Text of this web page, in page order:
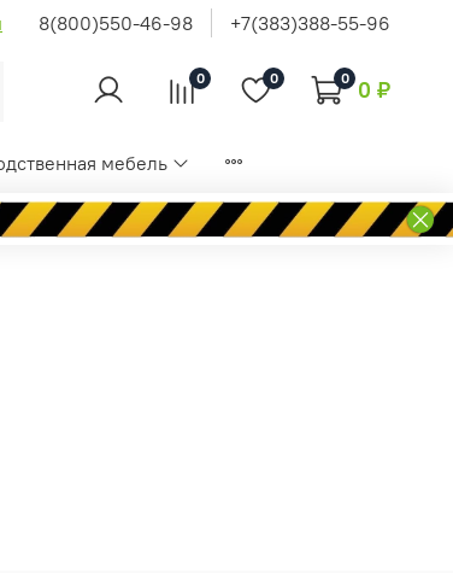
8(800)550-46-98 +7(383)388-55-96
0 0 0 0 ₽
мебель